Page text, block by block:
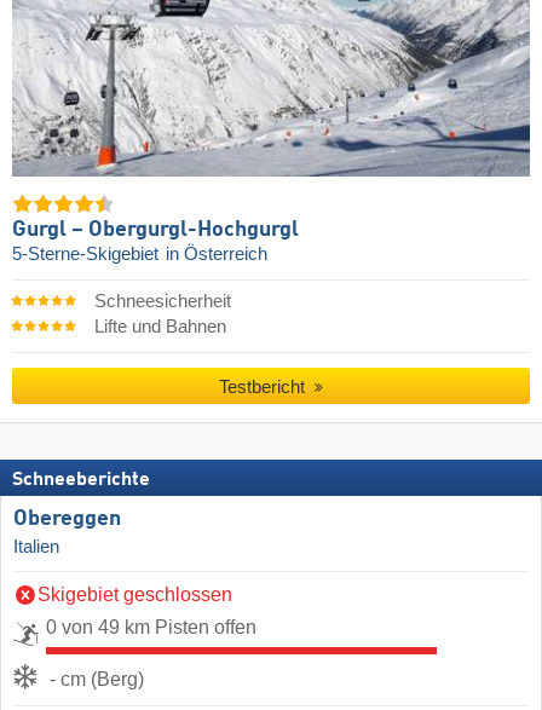
Gurgl – Obergurgl-Hochgurgl
5-Sterne-Skigebiet in Österreich
Schneesicherheit
Lifte und Bahnen
Testbericht
Schneeberichte
Obereggen
Italien
Skigebiet geschlossen
0 von 49 km Pisten offen
- cm (Berg)